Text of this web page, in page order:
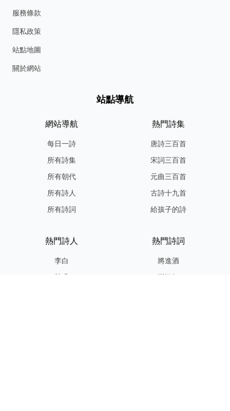
服務條款
隱私政策
站點地圖
關於網站
站點導航
網站導航
每日一詩
所有詩集
所有朝代
所有詩人
所有詩詞
熱門詩集
唐詩三百首
宋詞三百首
元曲三百首
古詩十九首
給孩子的詩
熱門詩人
李白
杜甫
熱門詩詞
將進酒
滿江紅